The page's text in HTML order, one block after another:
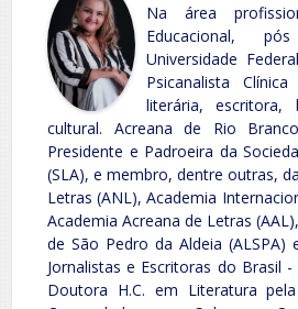
Na área
Educacional,
Universidade
Psicanalista
literária, escritora,
cultural. Acreana de Rio
Presidente e Padroeira da
(SLA), e membro, dentre outras,
Letras (ANL), Academia
Academia Acreana de Letras
de São Pedro da Aldeia (ALSPA)
Jornalistas e Escritoras do Brasil -
Doutora H.C. em Literatura